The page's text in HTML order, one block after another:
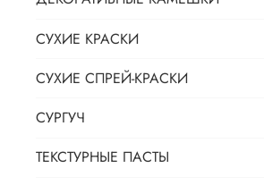
СУХИЕ КРАСКИ
СУХИЕ СПРЕЙ-КРАСКИ
СУРГУЧ
ТЕКСТУРНЫЕ ПАСТЫ